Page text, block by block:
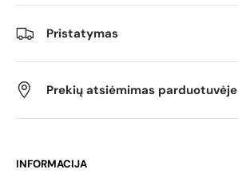
Pristatymas
Prekių atsiėmimas parduotuvėje
INFORMACIJA